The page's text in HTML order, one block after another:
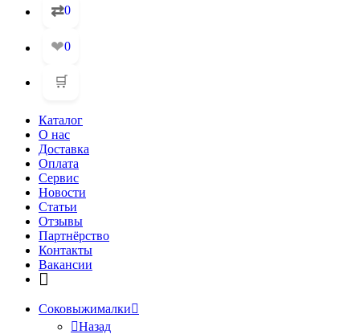
⇄0
❤0
🛒
Каталог
О нас
Доставка
Оплата
Сервис
Новости
Статьи
Отзывы
Партнёрство
Контакты
Вакансии
Соковыжималки
Назад